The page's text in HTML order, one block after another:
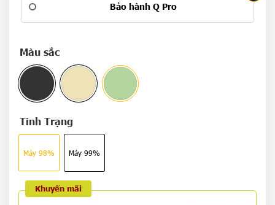
Bảo hành Q Pro
Màu sắc
Tình Trạng
Máy 98% Máy 99%
Khuyến mãi